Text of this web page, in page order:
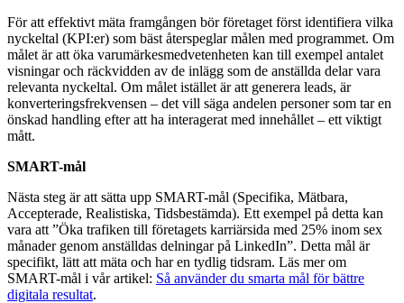
För att effektivt mäta framgången bör företaget först identifiera vilka
nyckeltal (KPI:er) som bäst återspeglar målen med programmet. Om
målet är att öka varumärkesmedvetenheten kan till exempel antalet
visningar och räckvidden av de inlägg som de anställda delar vara
relevanta nyckeltal. Om målet istället är att generera leads, är
konverteringsfrekvensen – det vill säga andelen personer som tar en
önskad handling efter att ha interagerat med innehållet – ett viktigt
mått.
SMART-mål
Nästa steg är att sätta upp SMART-mål (Specifika, Mätbara,
Accepterade, Realistiska, Tidsbestämda). Ett exempel på detta kan
vara att ”Öka trafiken till företagets karriärsida med 25% inom sex
månader genom anställdas delningar på LinkedIn”. Detta mål är
specifikt, lätt att mäta och har en tydlig tidsram. Läs mer om
SMART-mål i vår artikel: Så använder du smarta mål för bättre
digitala resultat.